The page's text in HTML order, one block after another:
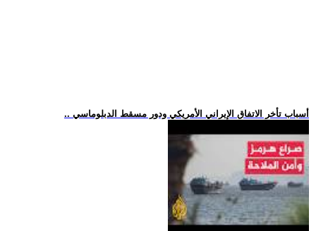
.. أسباب تأخر الاتفاق الإيراني الأمريكي ودور مسقط الدبلوماسي